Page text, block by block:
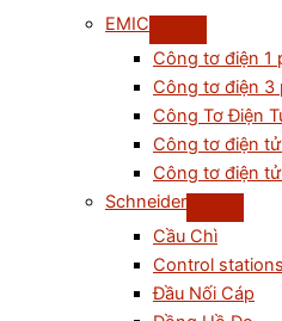
EMIC
Công tơ điện 1
Công tơ điện 3
Công Tơ Điện
Công tơ điện tử
Công tơ điện
Schneider
Cầu Chì
Control
Đầu Nối Cáp